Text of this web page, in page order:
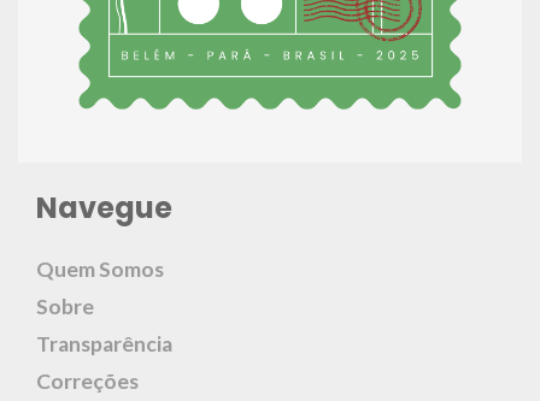
Navegue
Quem Somos
Sobre
Transparência
Correções